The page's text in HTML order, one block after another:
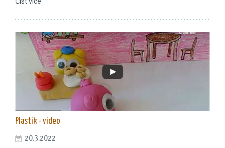
Plastik - video
20.3.2022